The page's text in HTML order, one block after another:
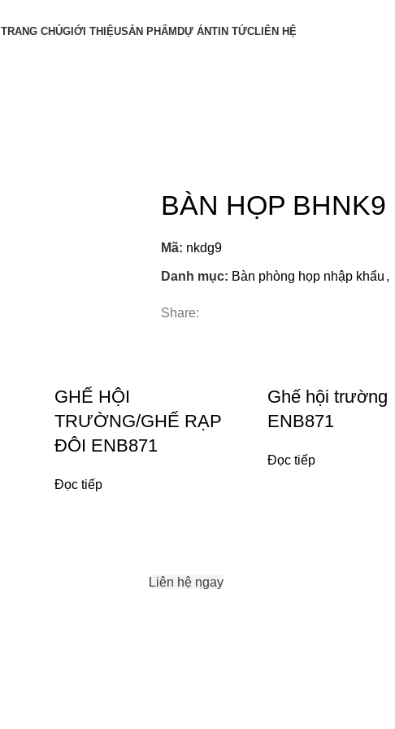
TRANG CHỦGIỚI THIỆUSẢN PHẨM DỰ ÁNTIN TỨCLIÊN HỆ
BÀN HỌP BHNK9
Mã: nkdg9
Danh mục: Bàn phòng họp nhập khẩu ,
Share:
GHẾ HỘI
TRƯỜNG/GHẾ RẠP
ĐÔI ENB871
Đọc tiếp
Ghế hội trường
ENB871
Đọc tiếp
Liên hệ ngay